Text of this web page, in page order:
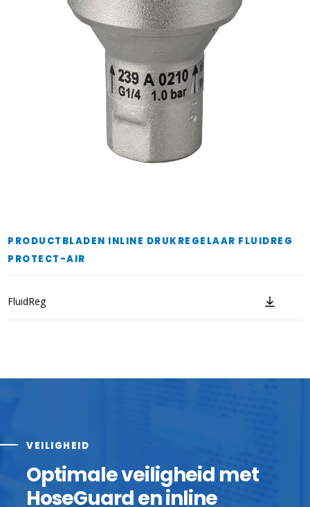
PRODUCTBLADEN INLINE DRUKREGELAAR FLUIDREG
PROTECT-AIR
FluidReg
VEILIGHEID
Optimale veiligheid met
HoseGuard en inline